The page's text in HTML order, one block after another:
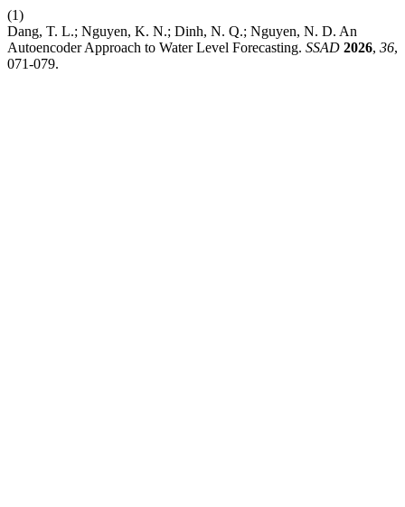
(1)
Dang, T. L.; Nguyen, K. N.; Dinh, N. Q.; Nguyen, N. D. An
Autoencoder Approach to Water Level Forecasting. SSAD 2026, 36,
071-079.